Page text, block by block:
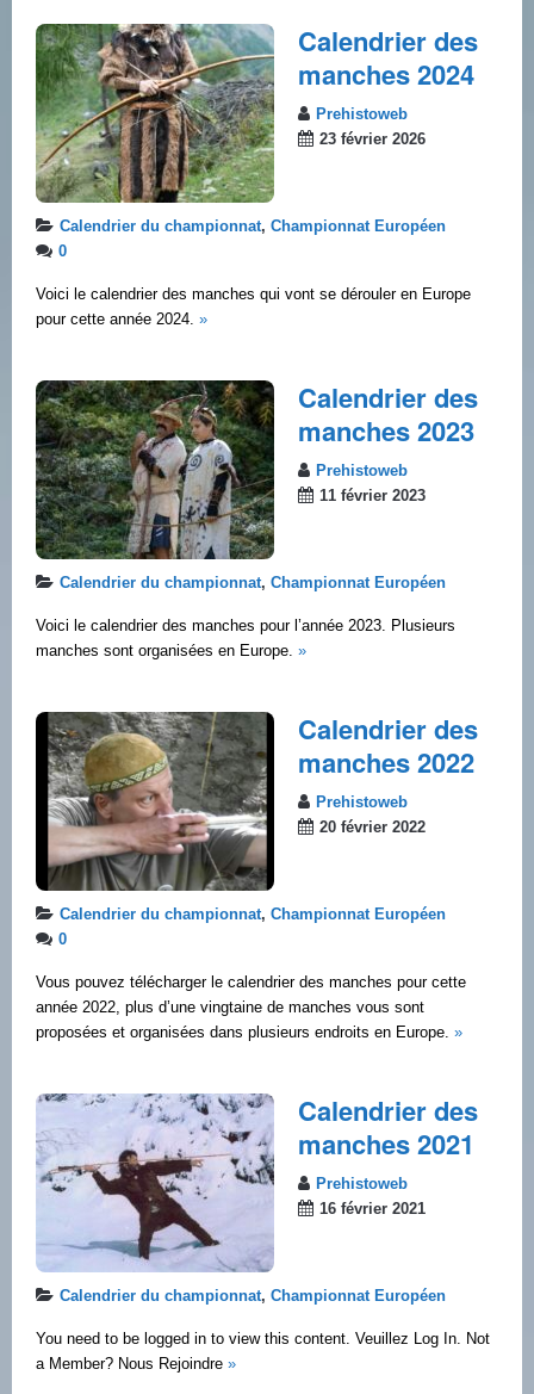
Calendrier des
manches 2024
Prehistoweb
23 février 2026
Calendrier du championnat, Championnat Européen
0
Voici le calendrier des manches qui vont se dérouler en Europe
pour cette année 2024. »
Calendrier des
manches 2023
Prehistoweb
11 février 2023
Calendrier du championnat, Championnat Européen
Voici le calendrier des manches pour l’année 2023. Plusieurs
manches sont organisées en Europe. »
Calendrier des
manches 2022
Prehistoweb
20 février 2022
Calendrier du championnat, Championnat Européen
0
Vous pouvez télécharger le calendrier des manches pour cette
année 2022, plus d’une vingtaine de manches vous sont
proposées et organisées dans plusieurs endroits en Europe. »
Calendrier des
manches 2021
Prehistoweb
16 février 2021
Calendrier du championnat, Championnat Européen
You need to be logged in to view this content. Veuillez Log In. Not
a Member? Nous Rejoindre »